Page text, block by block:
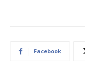
Facebook